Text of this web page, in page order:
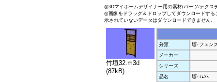
◎3Dマイホームデザイナー用の素材(パーツ/テクス
◎画像をドラッグ＆ドロップしてダウンロードす
示されていないデータはダウンロードできません。
竹垣32.m3d
(87kB)
分類
塀･フェン
メーカー
シリーズ
品名
塀･ﾌｪﾝｽ